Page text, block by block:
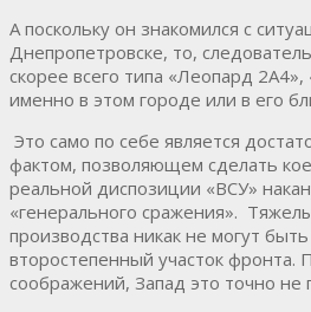
А поскольку он знакомился с
Днепропетровске, то,
скорее всего типа «Леопард 2А4»,
именно в этом городе или в его
Это само по себе является
фактом, позволяющем сделать
реальной диспозиции «ВСУ»
«генерального сражения».
производства никак не могут
второстепенный участок фронта.
соображений, Запад это точно не